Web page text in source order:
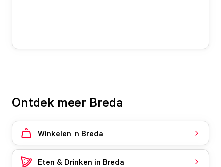
Ontdek meer Breda
Winkelen in Breda
Eten & Drinken in Breda